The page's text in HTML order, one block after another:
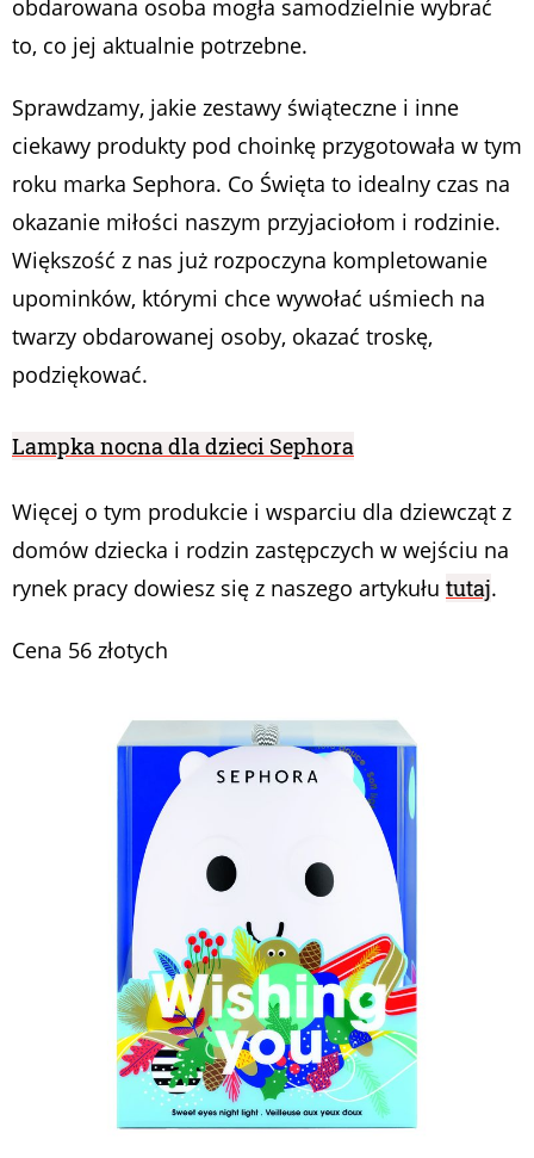
obdarowana osoba mogła samodzielnie wybrać
to, co jej aktualnie potrzebne.
Sprawdzamy, jakie zestawy świąteczne i inne
ciekawy produkty pod choinkę przygotowała w tym
roku marka Sephora. Co Święta to idealny czas na
okazanie miłości naszym przyjaciołom i rodzinie.
Większość z nas już rozpoczyna kompletowanie
upominków, którymi chce wywołać uśmiech na
twarzy obdarowanej osoby, okazać troskę,
podziękować.
Lampka nocna dla dzieci Sephora
Więcej o tym produkcie i wsparciu dla dziewcząt z
domów dziecka i rodzin zastępczych w wejściu na
rynek pracy dowiesz się z naszego artykułu tutaj.
Cena 56 złotych